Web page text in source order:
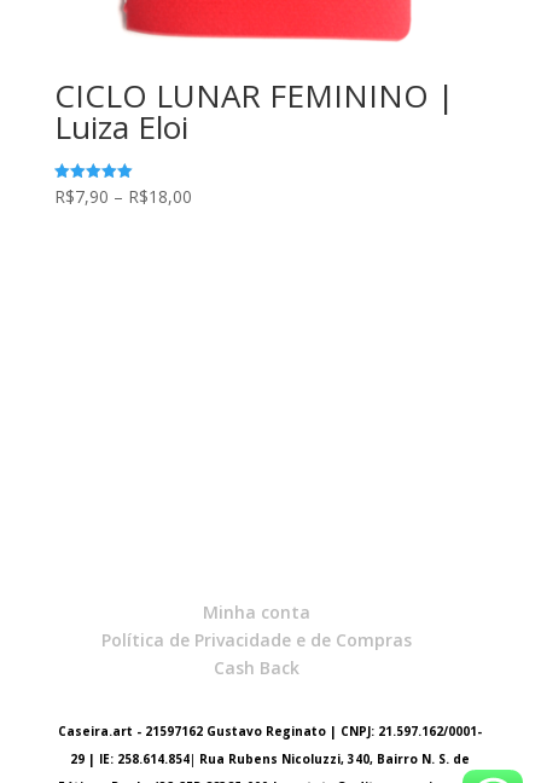
CICLO LUNAR FEMININO |
Luiza Eloi
Avaliação
5.00
R$7,90 – R$18,00Faixa
Minha conta
Política de Privacidade e de Compras
Cash Back
Caseira.art - 21597162 Gustavo Reginato | CNPJ: 21.597.162/0001-
29 | IE: 258.614.854| Rua Rubens Nicoluzzi, 340, Bairro N. S. de